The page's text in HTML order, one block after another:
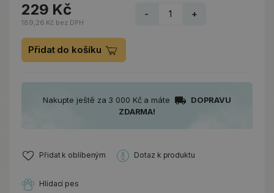
229 Kč
189,26 Kč bez DPH
- +
Přidat do košíku
Nakupte ještě za 3 000 Kč a máte
DOPRAVU
ZDARMA!
Přidat k oblíbeným Dotaz k produktu
Hlídací pes